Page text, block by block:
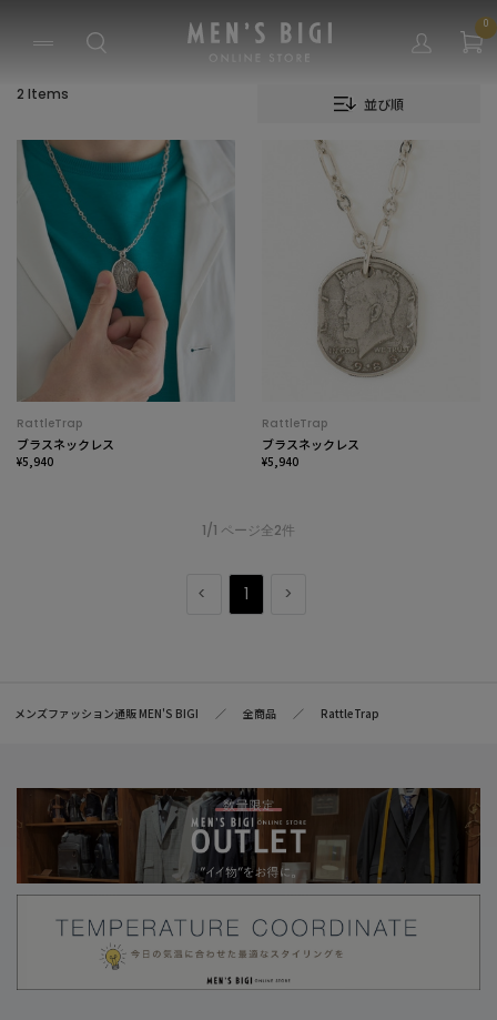
0
2 Items 並び順
RattleTrap
ブラスネックレス
¥5,940
RattleTrap
ブラスネックレス
¥5,940
1/1 ページ全2件
1
メンズファッション通販 MEN'S BIGI 全商品 RattleTrap